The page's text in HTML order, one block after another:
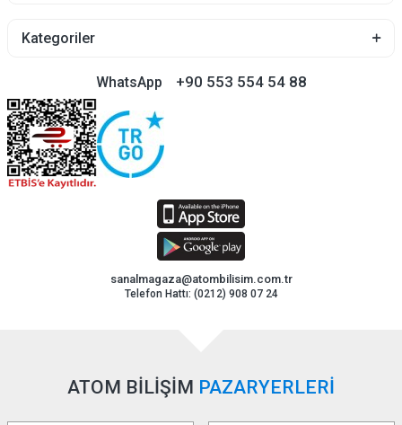
Kategoriler
WhatsApp +90 553 554 54 88
sanalmagaza@atombilisim.com.tr
Telefon Hattı: (0212) 908 07 24
ATOM BİLİŞİM PAZARYERLERİ